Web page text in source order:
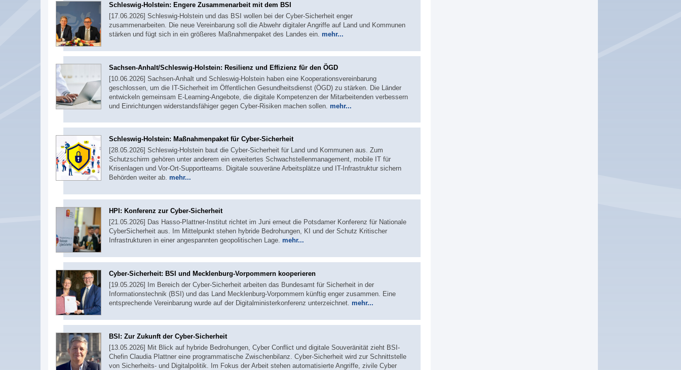
Schleswig-Holstein: Engere Zusammenarbeit mit dem BSI
[17.06.2026] Schleswig-Holstein und das BSI wollen bei der Cyber-Sicherheit enger
zusammenarbeiten. Die neue Vereinbarung soll die Abwehr digitaler Angriffe auf Land und Kommunen
stärken und fügt sich in ein größeres Maßnahmenpaket des Landes ein. mehr...
Sachsen-Anhalt/Schleswig-Holstein: Resilienz und Effizienz für den ÖGD
[10.06.2026] Sachsen-Anhalt und Schleswig-Holstein haben eine Kooperationsvereinbarung
geschlossen, um die IT-Sicherheit im Öffentlichen Gesundheitsdienst (ÖGD) zu stärken. Die Länder
entwickeln gemeinsam E-Learning-Angebote, die digitale Kompetenzen der Mitarbeitenden verbessern
und Einrichtungen widerstandsfähiger gegen Cyber-Risiken machen sollen. mehr...
Schleswig-Holstein: Maßnahmenpaket für Cyber-Sicherheit
[28.05.2026] Schleswig-Holstein baut die Cyber-Sicherheit für Land und Kommunen aus. Zum
Schutzschirm gehören unter anderem ein erweitertes Schwachstellenmanagement, mobile IT für
Krisenlagen und Vor-Ort-Supportteams. Digitale souveräne Arbeitsplätze und IT-Infrastruktur sichern
Behörden weiter ab. mehr...
HPI: Konferenz zur Cyber-Sicherheit
[21.05.2026] Das Hasso-Plattner-Institut richtet im Juni erneut die Potsdamer Konferenz für Nationale
CyberSicherheit aus. Im Mittelpunkt stehen hybride Bedrohungen, KI und der Schutz Kritischer
Infrastrukturen in einer angespannten geopolitischen Lage. mehr...
Cyber-Sicherheit: BSI und Mecklenburg-Vorpommern kooperieren
[19.05.2026] Im Bereich der Cyber-Sicherheit arbeiten das Bundesamt für Sicherheit in der
Informationstechnik (BSI) und das Land Mecklenburg-Vorpommern künftig enger zusammen. Eine
entsprechende Vereinbarung wurde auf der Digitalministerkonferenz unterzeichnet. mehr...
BSI: Zur Zukunft der Cyber-Sicherheit
[13.05.2026] Mit Blick auf hybride Bedrohungen, Cyber Conflict und digitale Souveränität zieht BSI-
Chefin Claudia Plattner eine programmatische Zwischenbilanz. Cyber-Sicherheit wird zur Schnittstelle
von Sicherheits- und Digitalpolitik. Im Fokus der Arbeit stehen automatisierte Angriffe, zivile Cyber